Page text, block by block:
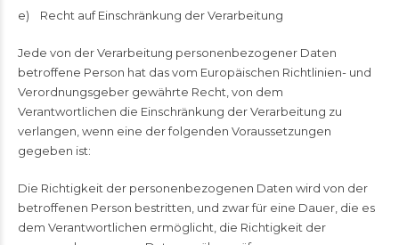
e) Recht auf Einschränkung der Verarbeitung
Jede von der Verarbeitung personenbezogener Daten
betroffene Person hat das vom Europäischen Richtlinien- und
Verordnungsgeber gewährte Recht, von dem
Verantwortlichen die Einschränkung der Verarbeitung zu
verlangen, wenn eine der folgenden Voraussetzungen
gegeben ist:
Die Richtigkeit der personenbezogenen Daten wird von der
betroffenen Person bestritten, und zwar für eine Dauer, die es
dem Verantwortlichen ermöglicht, die Richtigkeit der